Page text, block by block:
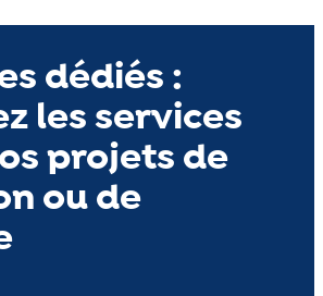
dédiés :
les services
projets de
ou de